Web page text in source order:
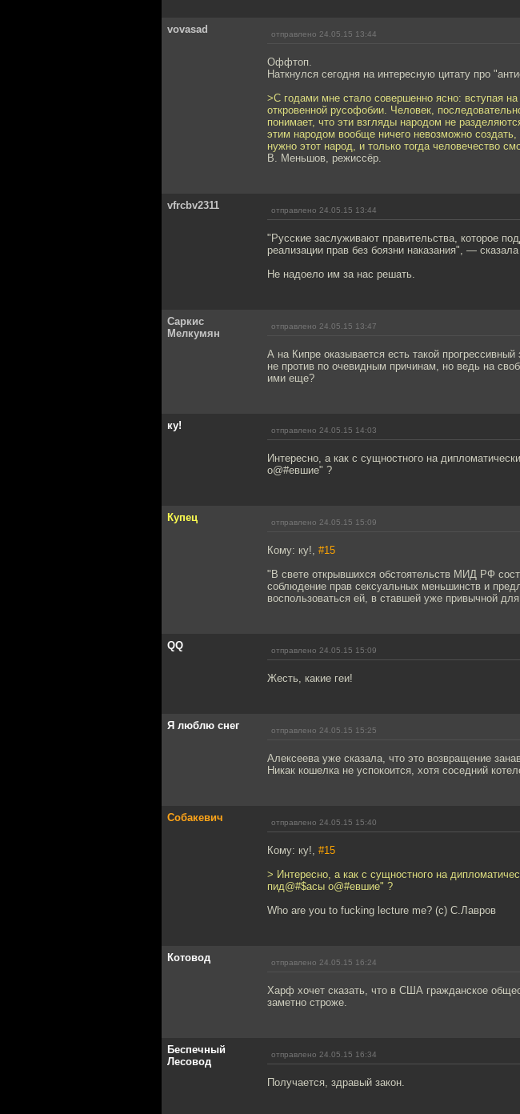
vovasad отправлено 24.05.15 13:44
Оффтоп.
Наткнулся сегодня на интересную цитату про
>С годами мне стало совершенно ясно: вступая
откровенной русофобии. Человек,
понимает, что эти взгляды народом не
этим народом вообще ничего невозможно
нужно этот народ, и только тогда человечество
В. Меньшов, режиссёр.
vfrcbv2311 отправлено 24.05.15 13:44
"Русские заслуживают правительства, которое
реализации прав без боязни наказания", —
Не надоело им за нас решать.
Саркис
Мелкумян
отправлено 24.05.15 13:47
А на Кипре оказывается есть такой
не против по очевидным причинам, но ведь на
ими еще?
ку! отправлено 24.05.15 14:03
Интересно, а как с сущностного на
о@#евшие" ?
Купец отправлено 24.05.15 15:09
Кому: ку!, #15
"В свете открывшихся обстоятельств МИД РФ
соблюдение прав сексуальных меньшинств и
воспользоваться ей, в ставшей уже привычной
QQ отправлено 24.05.15 15:09
Жесть, какие геи!
Я люблю снег отправлено 24.05.15 15:25
Алексеева уже сказала, что это возвращение
Никак кошелка не успокоится, хотя соседний
Собакевич отправлено 24.05.15 15:40
Кому: ку!, #15
> Интересно, а как с сущностного на
пид@#$асы о@#евшие" ?
Who are you to fucking lecture me? (c) С.Лавров
Котовод отправлено 24.05.15 16:24
Харф хочет сказать, что в США гражданское
заметно строже.
Беспечный
Лесовод
отправлено 24.05.15 16:34
Получается, здравый закон.